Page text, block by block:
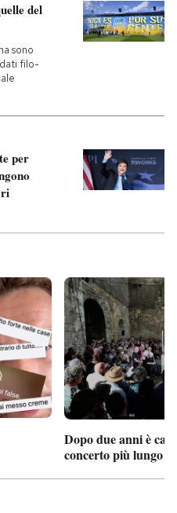
del
sono
filo-
per
Dopo due anni è
concerto più lungo